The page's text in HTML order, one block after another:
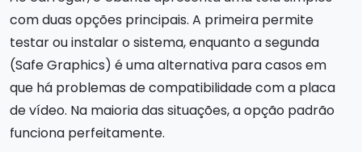
com duas opções principais. A primeira permite
testar ou instalar o sistema, enquanto a segunda
(Safe Graphics) é uma alternativa para casos em
que há problemas de compatibilidade com a placa
de vídeo. Na maioria das situações, a opção padrão
funciona perfeitamente.